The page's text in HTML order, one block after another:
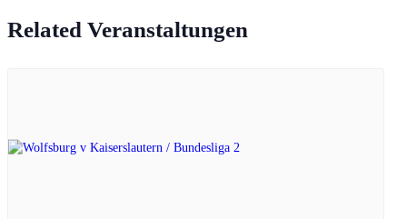
Related Veranstaltungen